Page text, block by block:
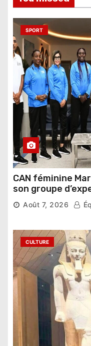
SPORT
CAN féminine
son groupe
compétition
Août 7, 2026
CULTURE